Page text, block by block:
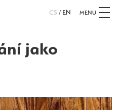
CS / EN MENU
jako